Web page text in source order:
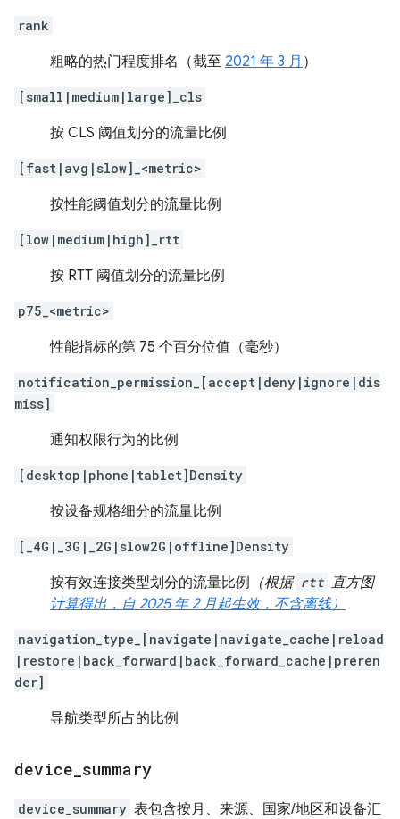
rank
粗略的热门程度排名（截至 2021 年 3 月 ）
[small|medium|large]_cls
按 CLS 阈值划分的流量比例
[fast|avg|slow]_<metric>
按性能阈值划分的流量比例
[low|medium|high]_rtt
按 RTT 阈值划分的流量比例
p75_<metric>
性能指标的第 75 个百分位值（毫秒）
notification_permission_[accept|deny|ignore|dis
miss]
通知权限行为的比例
[desktop|phone|tablet]Density
按设备规格细分的流量比例
[_4G|_3G|_2G|slow2G|offline]Density
按有效连接类型划分的流量比例 （根据 rtt 直方图
计算得出，自 2025 年 2 月起生效，不含离线）
navigation_type_[navigate|navigate_cache|reload
|restore|back_forward|back_forward_cache|preren
der]
导航类型所占的比例
device summary
device_summary 表包含按月、来源、国家/地区和设备汇